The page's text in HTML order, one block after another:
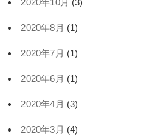
2020年10月 (3)
2020年8月 (1)
2020年7月 (1)
2020年6月 (1)
2020年4月 (3)
2020年3月 (4)